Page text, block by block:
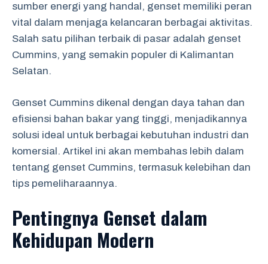
sumber energi yang handal, genset memiliki peran
vital dalam menjaga kelancaran berbagai aktivitas.
Salah satu pilihan terbaik di pasar adalah genset
Cummins, yang semakin populer di Kalimantan
Selatan.
Genset Cummins dikenal dengan daya tahan dan
efisiensi bahan bakar yang tinggi, menjadikannya
solusi ideal untuk berbagai kebutuhan industri dan
komersial. Artikel ini akan membahas lebih dalam
tentang genset Cummins, termasuk kelebihan dan
tips pemeliharaannya.
Pentingnya Genset dalam
Kehidupan Modern